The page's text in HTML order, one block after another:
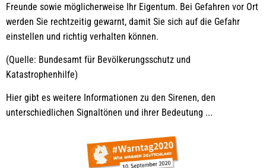
Freunde sowie möglicherweise Ihr Eigentum. Bei Gefahren vor Ort
werden Sie rechtzeitig gewarnt, damit Sie sich auf die Gefahr
einstellen und richtig verhalten können.
(Quelle: Bundesamt für Bevölkerungsschutz und
Katastrophenhilfe)
Hier gibt es weitere Informationen zu den Sirenen, den
unterschiedlichen Signaltönen und ihrer Bedeutung ...